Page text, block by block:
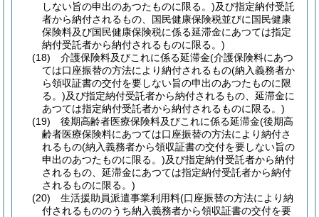
しない旨の申出のあつたものに限る。)及び指定納付受託
者から納付されるもの、国民健康保険税並びに国民健康
保険料及び国民健康保険税に係る延滞金にあつては指定
納付受託者から納付されるものに限る。)
(18)
介護保険料及びこれに係る延滞金(介護保険料にあつ
ては口座振替の方法により納付されるもの(納入義務者か
ら領収証書の交付を要しない旨の申出のあつたものに限
る。)及び指定納付受託者から納付されるもの、延滞金に
あつては指定納付受託者から納付されるものに限る。)
(19)
後期高齢者医療保険料及びこれに係る延滞金(後期高
齢者医療保険料にあつては口座振替の方法により納付さ
れるもの(納入義務者から領収証書の交付を要しない旨の
申出のあつたものに限る。)及び指定納付受託者から納付
されるもの、延滞金にあつては指定納付受託者から納付
されるものに限る。)
(20)
生活援助員派遣事業利用料(口座振替の方法により納
付されるもののうち納入義務者から領収証書の交付を要